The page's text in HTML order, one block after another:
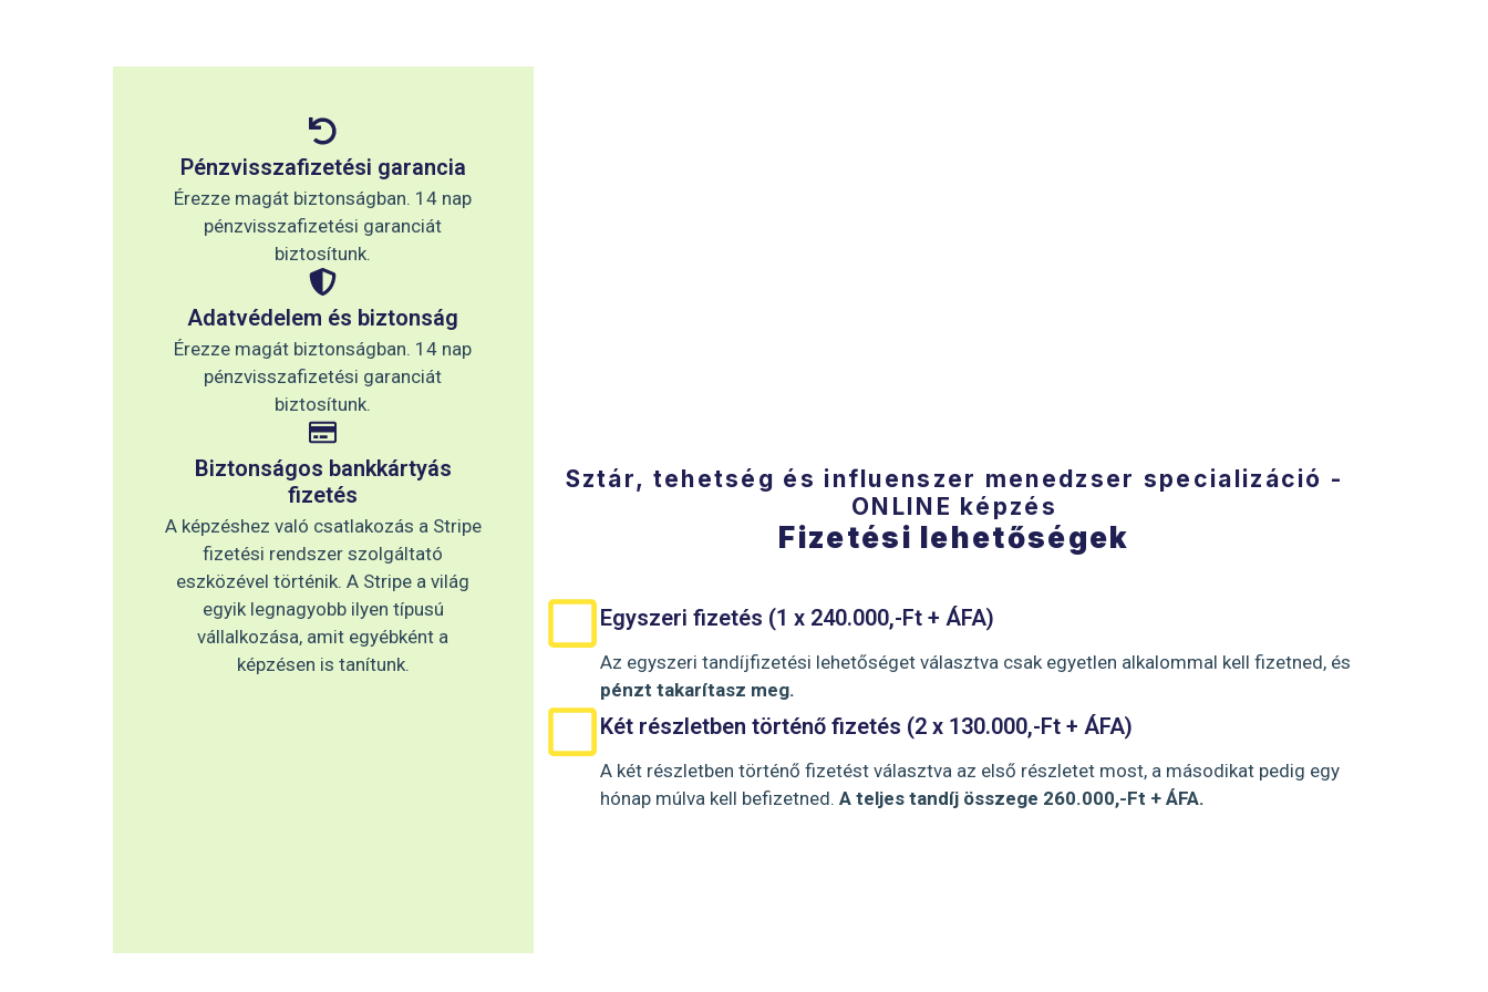
Pénzvisszafizetési garancia
Érezze magát biztonságban. 14 nap
pénzvisszafizetési garanciát
biztosítunk.
Adatvédelem és biztonság
Érezze magát biztonságban. 14 nap
pénzvisszafizetési garanciát
biztosítunk.
Biztonságos bankkártyás
fizetés
A képzéshez való csatlakozás a Stripe
fizetési rendszer szolgáltató
eszközével történik. A Stripe a világ
egyik legnagyobb ilyen típusú
vállalkozása, amit egyébként a
képzésen is tanítunk.
Sztár, tehetség és influenszer menedzser specializáció -
ONLINE képzés
Fizetési lehetőségek
Egyszeri fizetés (1 x 240.000,-Ft + ÁFA)
Az egyszeri tandíjfizetési lehetőséget választva csak egyetlen alkalommal kell fizetned, és
pénzt takarítasz meg.
Két részletben történő fizetés (2 x 130.000,-Ft + ÁFA)
A két részletben történő fizetést választva az első részletet most, a másodikat pedig egy
hónap múlva kell befizetned. A teljes tandíj összege 260.000,-Ft + ÁFA.